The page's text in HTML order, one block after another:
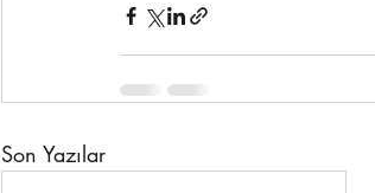
Son Yazılar